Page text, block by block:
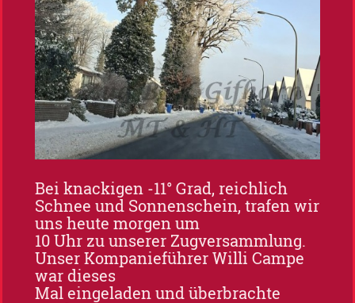
Bei knackigen -11° Grad, reichlich
Schnee und Sonnenschein, trafen wir
uns heute morgen um
10 Uhr zu unserer Zugversammlung.
Unser Kompanieführer Willi Campe
war dieses
Mal eingeladen und überbrachte